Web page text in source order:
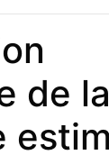
de la